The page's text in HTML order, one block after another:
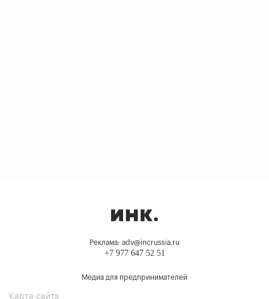
Реклама: adv@incrussia.ru
+7 977 647 52 51
Медиа для предпринимателей
Карта сайта